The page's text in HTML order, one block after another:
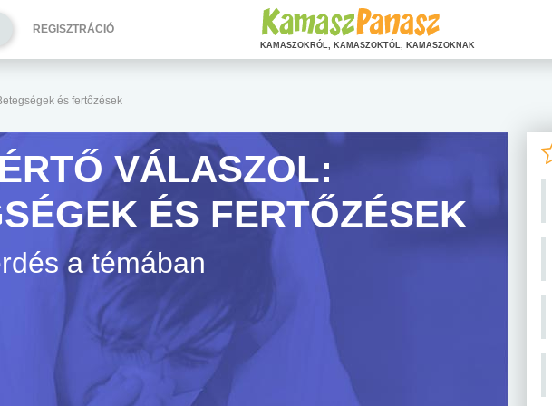
és fertőzések
VÁLASZOL:
ÉS FERTŐZÉSEK
a témában
REGISZTRÁCIÓ
KAMASZOKRÓL, KAMASZOKTÓL, KAMASZOKNAK